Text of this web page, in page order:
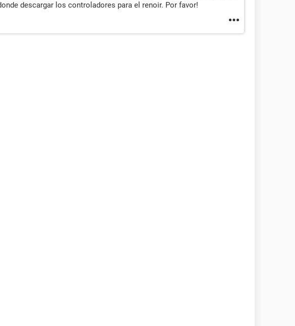
descargar los controladores para el renoir. Por favor!